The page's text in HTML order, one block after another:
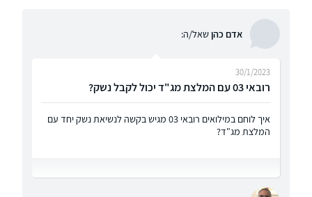
אדם כהןשאל/ה:
רובאי 03 עם המלצת מג"ד יכול לקבל נשק?
30/1/2023
איך לוחם במילואים רובאי 03 מגיש בקשה לנשיאת נשק יחד עם
המלצת מג"ד?